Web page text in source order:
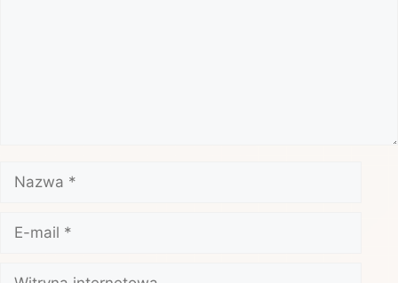
Nazwa
mail
Witryna